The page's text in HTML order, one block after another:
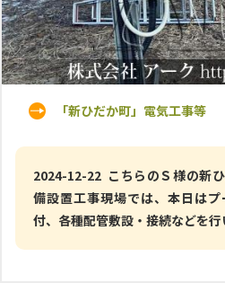
「新ひだか町」電気工事等
2024-12-22 こちらのＳ様の新
備設置工事現場では、本日は
付、各種配管敷設・接続などを